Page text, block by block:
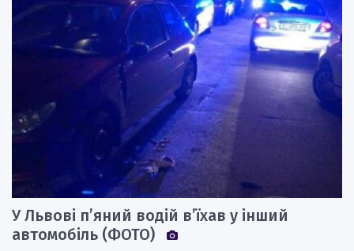
У Львові п’яний водій в’їхав у інший
автомобіль (ФОТО)